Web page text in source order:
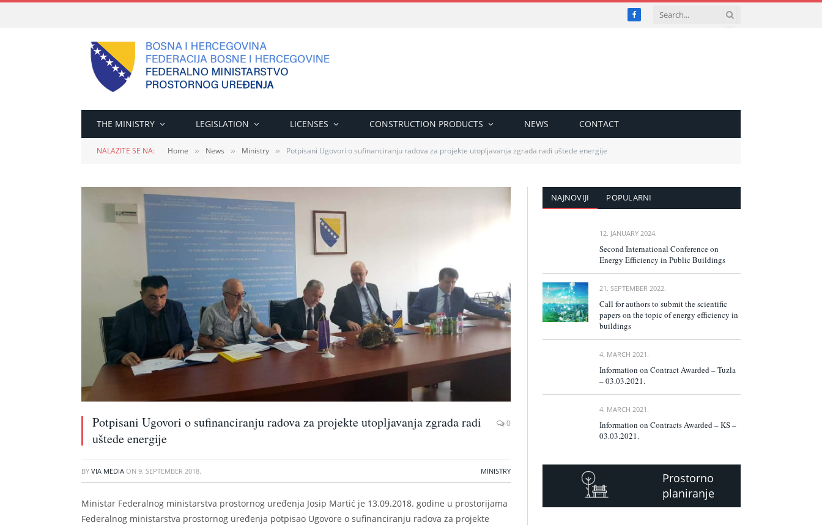
Facebook
THE MINISTRY LEGISLATION LICENSES CONSTRUCTION PRODUCTS NEWS CONTACT
NALAZITE SE NA: Home » News » Ministry » Potpisani Ugovori o sufinanciranju radova za projekte utopljavanja zgrada radi uštede energije
Potpisani Ugovori o sufinanciranju radova za projekte utopljavanja zgrada radi
uštede energije
0
BY VIA MEDIA ON 9. SEPTEMBER 2018. MINISTRY
Ministar Federalnog ministarstva prostornog uređenja Josip Martić je 13.09.2018. godine u prostorijama
Federalnog ministarstva prostornog uređenja potpisao Ugovore o sufinanciranju radova za projekte
NAJNOVIJI POPULARNI
12. JANUARY 2024.
Second International Conference on
Energy Efficiency in Public Buildings
21. SEPTEMBER 2022.
Call for authors to submit the scientific
papers on the topic of energy efficiency in
buildings
4. MARCH 2021.
Information on Contract Awarded – Tuzla
– 03.03.2021.
4. MARCH 2021.
Information on Contracts Awarded – KS –
03.03.2021.
Prostorno
planiranje